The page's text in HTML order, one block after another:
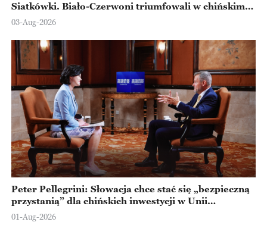
Siatkówki. Biało-Czerwoni triumfowali w chińskim
Ningbo
03-Aug-2026
Peter Pellegrini: Słowacja chce stać się „bezpieczną
przystanią” dla chińskich inwestycji w Unii
Europejskiej
01-Aug-2026